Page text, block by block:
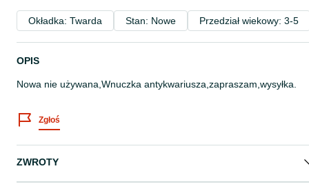
Okładka: Twarda Stan: Nowe Przedział wiekowy: 3-5
OPIS
Nowa nie używana,Wnuczka antykwariusza,zapraszam,wysyłka.
Zgłoś
ZWROTY